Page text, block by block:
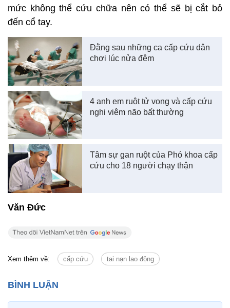
mức không thể cứu chữa nên có thể sẽ bị cắt bỏ
đến cổ tay.
Đằng sau những ca cấp cứu dân
chơi lúc nửa đêm
4 anh em ruột tử vong và cấp cứu
nghi viêm não bất thường
Tâm sự gan ruột của Phó khoa cấp
cứu cho 18 người chạy thận
Văn Đức
Xem thêm về: cấp cứu tai nạn lao động